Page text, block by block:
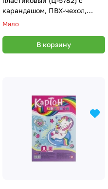
карандашом, ПВХ-чехол,
кратно 24
Мало
В корзину